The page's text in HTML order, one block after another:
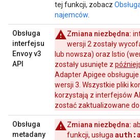
tej funkcji, zobacz
najemców
Obsługa
interfejsu
Envoy v3
API
Zmiana niezbędna:
wersji 2 zostały
lub nowsza) oraz Istio
zostały usunięte z
Adapter Apigee
wersji 3. Wszystkie pliki
korzystają z interfejsów
zostać zaktualizowane do
Obsługa
metadany
Zmiana niezbędna:
funkcji, usługa